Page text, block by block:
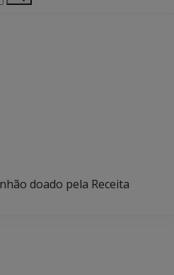
doado pela Receita